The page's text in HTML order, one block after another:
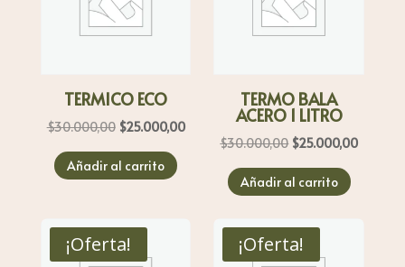
TERMICO ECO
$30.000,00 El
precio
original
$25.000,00El
precio
Añadir al carrito
TERMO BALA
ACERO 1 LITRO
$30.000,00 El
precio
original
$30.000,00.
$25.000,00El
Añadir al carrito
¡Oferta! ¡Oferta!